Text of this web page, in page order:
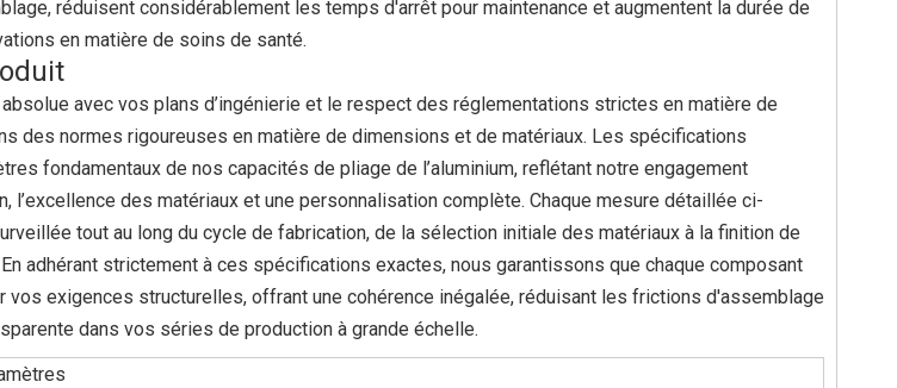
réduisent considérablement les temps d'arrêt pour maintenance et augmentent la durée de
en matière de soins de santé.
avec vos plans d’ingénierie et le respect des réglementations strictes en matière de
des normes rigoureuses en matière de dimensions et de matériaux. Les spécifications
fondamentaux de nos capacités de pliage de l’aluminium, reflétant notre engagement
l’excellence des matériaux et une personnalisation complète. Chaque mesure détaillée ci-
tout au long du cycle de fabrication, de la sélection initiale des matériaux à la finition de
adhérant strictement à ces spécifications exactes, nous garantissons que chaque composant
vos exigences structurelles, offrant une cohérence inégalée, réduisant les frictions d'assemblage
dans vos séries de production à grande échelle.